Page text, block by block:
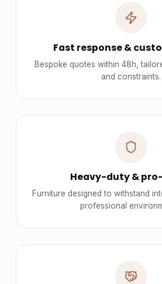
Fast response &
Bespoke quotes within 48h,
and constraints.
Heavy-duty &
Furniture designed to withstand
professional